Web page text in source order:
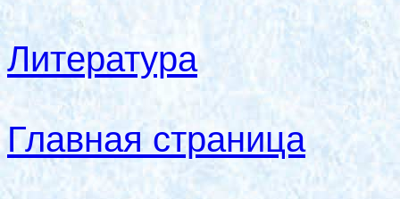
Литература
Главная страница